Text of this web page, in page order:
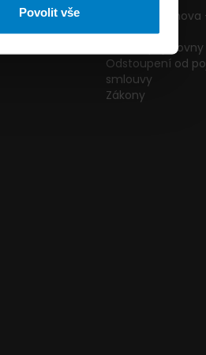
Povolit vše
Pojištění
podmínky
Změna
Odstoupení od
smlouvy
Zákony